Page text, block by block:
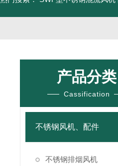
产品分类
Cassification
不锈钢风机、配件
不锈钢排烟风机